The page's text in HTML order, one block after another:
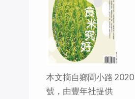
本文摘自鄉間小路 2020
號，由豐年社提供